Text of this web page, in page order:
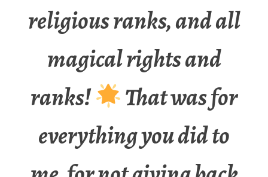
religious ranks, and all
magical rights and
ranks!
That was for
everything you did to